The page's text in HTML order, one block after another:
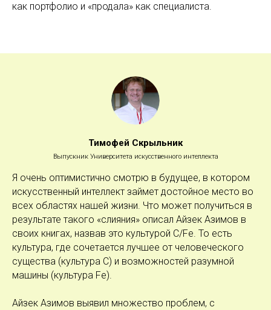
как портфолио и «продала» как специалиста.
Тимофей Скрыльник
Выпускник Университета искусственного интеллекта
Я очень оптимистично смотрю в будущее, в котором
искусственный интеллект займет достойное место во
всех областях нашей жизни. Что может получиться в
результате такого «слияния» описал Айзек Азимов в
своих книгах, назвав это культурой C/Fe. То есть
культура, где сочетается лучшее от человеческого
существа (культура С) и возможностей разумной
машины (культура Fe).
Айзек Азимов выявил множество проблем, с